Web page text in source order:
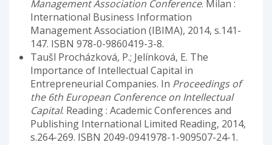
Management Association Conference. Milan :
International Business Information
Management Association (IBIMA), 2014, s.141-
147. ISBN 978-0-9860419-3-8.
Taušl Procházková, P.; Jelínková, E. The
Importance of Intellectual Capital in
Entrepreneurial Companies. In Proceedings of
the 6th European Conference on Intellectual
Capital. Reading : Academic Conferences and
Publishing International Limited Reading, 2014,
s.264-269. ISBN 2049-0941978-1-909507-24-1.